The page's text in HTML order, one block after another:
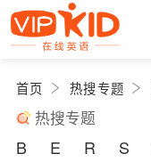
首页 热搜专题
热搜专题
B E R S